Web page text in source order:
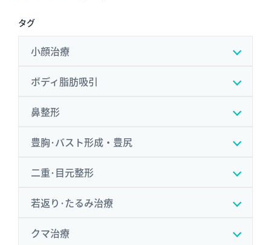
タグ
小顔治療
ボディ脂肪吸引
鼻整形
豊胸･バスト形成・豊尻
二重･目元整形
若返り･たるみ治療
クマ治療